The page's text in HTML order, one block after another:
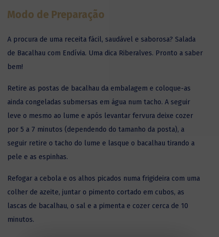
Modo de Preparação
A procura de uma receita fácil, saudável e saborosa? Salada
de Bacalhau com Endívia. Uma dica Riberalves. Pronto a saber
bem!
Retire as postas de bacalhau da embalagem e coloque-as
ainda congeladas submersas em água num tacho. A seguir
leve o mesmo ao lume e após levantar fervura deixe cozer
por 5 a 7 minutos (dependendo do tamanho da posta), a
seguir retire o tacho do lume e lasque o bacalhau tirando a
pele e as espinhas.
Refogar a cebola e os alhos picados numa frigideira com uma
colher de azeite, juntar o pimento cortado em cubos, as
lascas de bacalhau, o sal e a pimenta e cozer cerca de 10
minutos.